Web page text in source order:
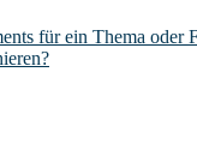
für ein Thema oder